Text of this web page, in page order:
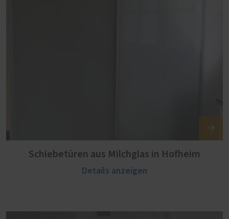
Schiebetüren aus Milchglas in Hofheim
Details anzeigen